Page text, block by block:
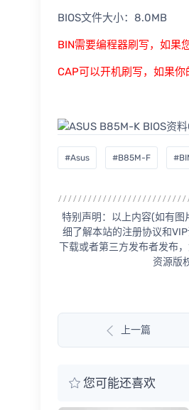
BIOS文件大小：8.0MB
BIN需要编程器刷写，如果
CAP可以开机刷写，如果
#Asus #B85M-F
特别声明：以上内容(如有图
细了解本站的注册协议和
下载或者第三方发布者发布
资源版
上一篇
您可能还喜欢